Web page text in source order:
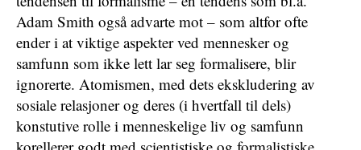
Adam Smith også advarte mot – som altfor ofte
ender i at viktige aspekter ved mennesker og
samfunn som ikke lett lar seg formalisere, blir
ignorerte. Atomismen, med dets ekskludering av
sosiale relasjoner og deres (i hvertfall til dels)
konstutive rolle i menneskelige liv og samfunn